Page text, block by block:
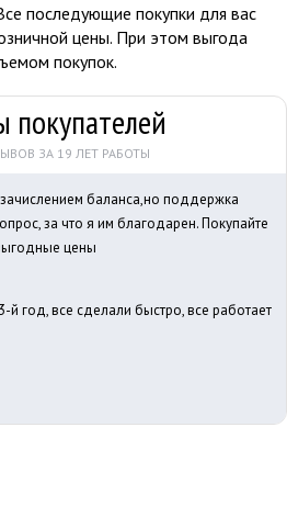
последующие покупки для вас
цены. При этом выгода
покупок.
покупателей
ЗА 19 ЛЕТ РАБОТЫ
баланса,но поддержка
за что я им благодарен. Покупайте
цены
год, все сделали быстро, все работает